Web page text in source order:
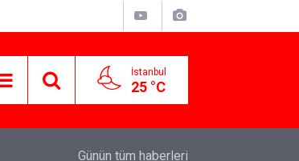
İstanbul
25 °C
Özlem Drahyalı Kimdir, Nereli ve Kaç
Günün tüm haberleri